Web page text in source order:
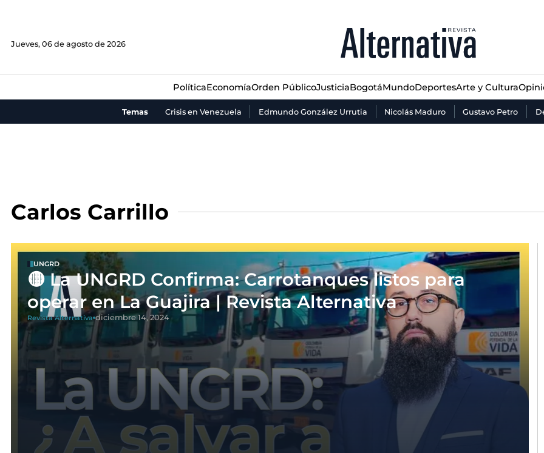
Jueves, 06 de agosto de 2026
PolíticaEconomíaOrden PúblicoJusticiaBogotáMundoDeportesArte y Cultura
Temas Crisis en Venezuela Edmundo González Urrutia Nicolás Maduro Gustavo Petro
JusticiaBogotáMundo Deportes Arte y Cultura
Carlos Carrillo
UNGRD
🟡 La UNGRD Confirma: Carrotanques listos para
operar en La Guajira | Revista Alternativa
Revista Alternativa diciembre 14, 2024